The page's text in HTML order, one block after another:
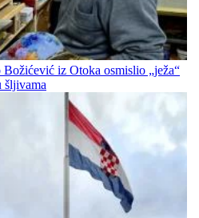
iz Otoka osmislio „ježa“
šljivama